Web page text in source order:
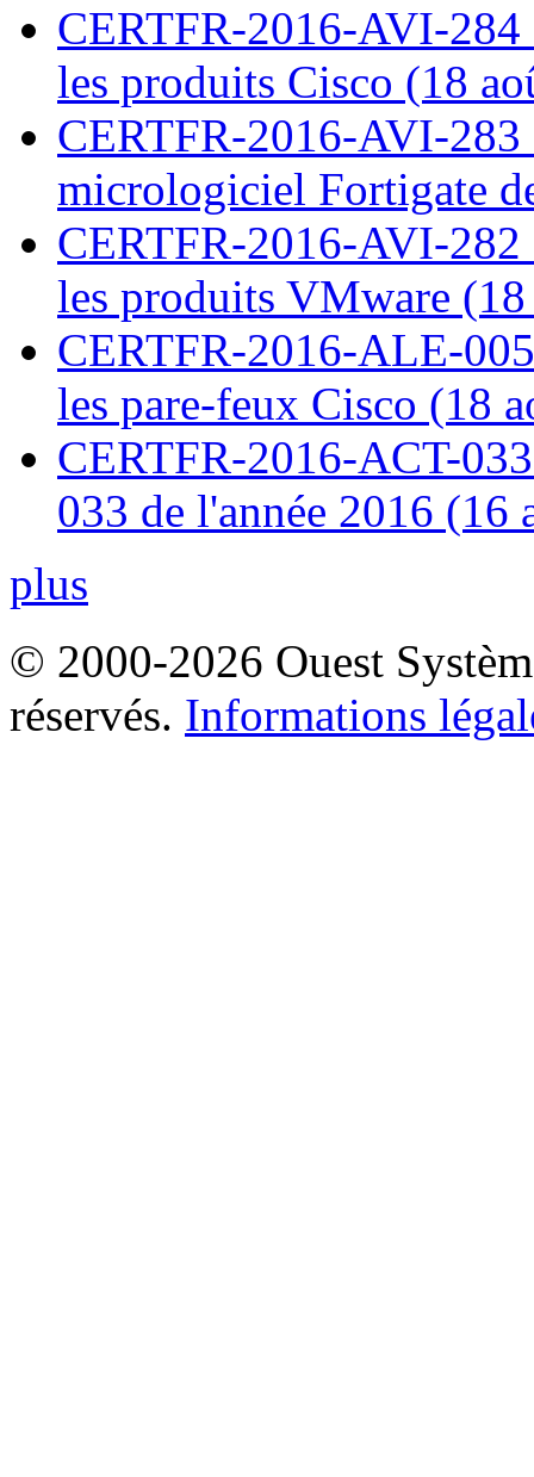
CERTFR-2016-AVI-
les produits Cisco (18
CERTFR-2016-AVI-
micrologiciel Fortigate
CERTFR-2016-AVI-
les produits VMware
CERTFR-2016-ALE-
les pare-feux Cisco (18
CERTFR-2016-ACT-
033 de l'année 2016 (16
plus
© 2000-2026 Ouest
réservés. Informations